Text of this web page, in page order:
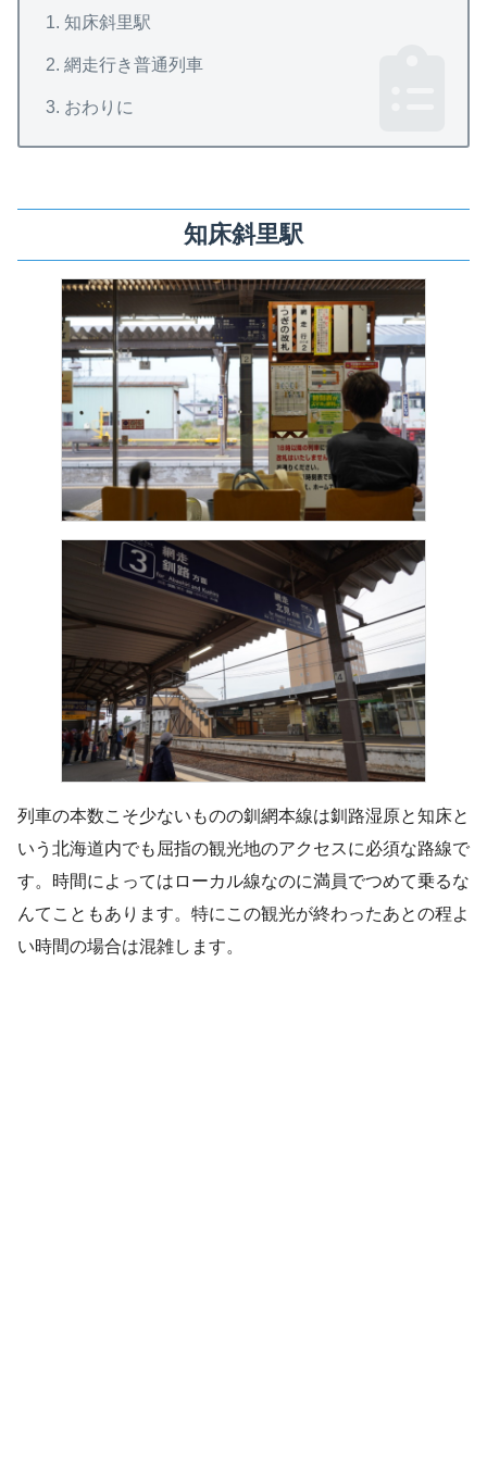
知床斜里駅
網走行き普通列車
おわりに
知床斜里駅
列車の本数こそ少ないものの釧網本線は釧路湿原と知床と
いう北海道内でも屈指の観光地のアクセスに必須な路線で
す。時間によってはローカル線なのに満員でつめて乗るな
んてこともあります。特にこの観光が終わったあとの程よ
い時間の場合は混雑します。